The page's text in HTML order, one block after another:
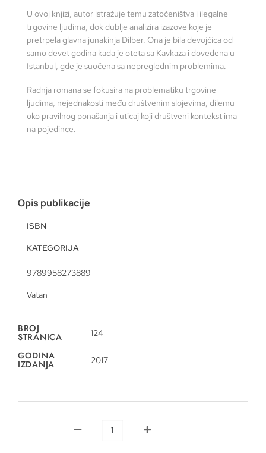
U ovoj knjizi, autor istražuje temu zatočeništva i ilegalne
trgovine ljudima, dok dublje analizira izazove koje je
pretrpela glavna junakinja Dilber. Ona je bila devojčica od
samo devet godina kada je oteta sa Kavkaza i dovedena u
Istanbul, gde je suočena sa nepreglednim problemima.
Radnja romana se fokusira na problematiku trgovine
ljudima, nejednakosti među društvenim slojevima, dilemu
oko pravilnog ponašanja i uticaj koji društveni kontekst ima
na pojedince.
Opis publikacije
ISBN
KATEGORIJA
9789958273889
Vatan
BROJ
STRANICA 124
GODINA
IZDANJA 2017